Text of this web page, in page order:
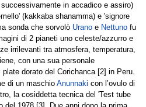
in accadico e assiro)
(kakkaba shanamma) e 'signore
sonda che sorvolò Urano e Nettuno fu
di 2 pianeti uno celeste/azzurro e
irrilevanti tra atmosfera, temperatura,
con una sua personale
dorato del Corichanca [2] in Peru.
di un maschioAnunnaki con l’ovulo di
la cosiddetta tecnica del 'Test tube